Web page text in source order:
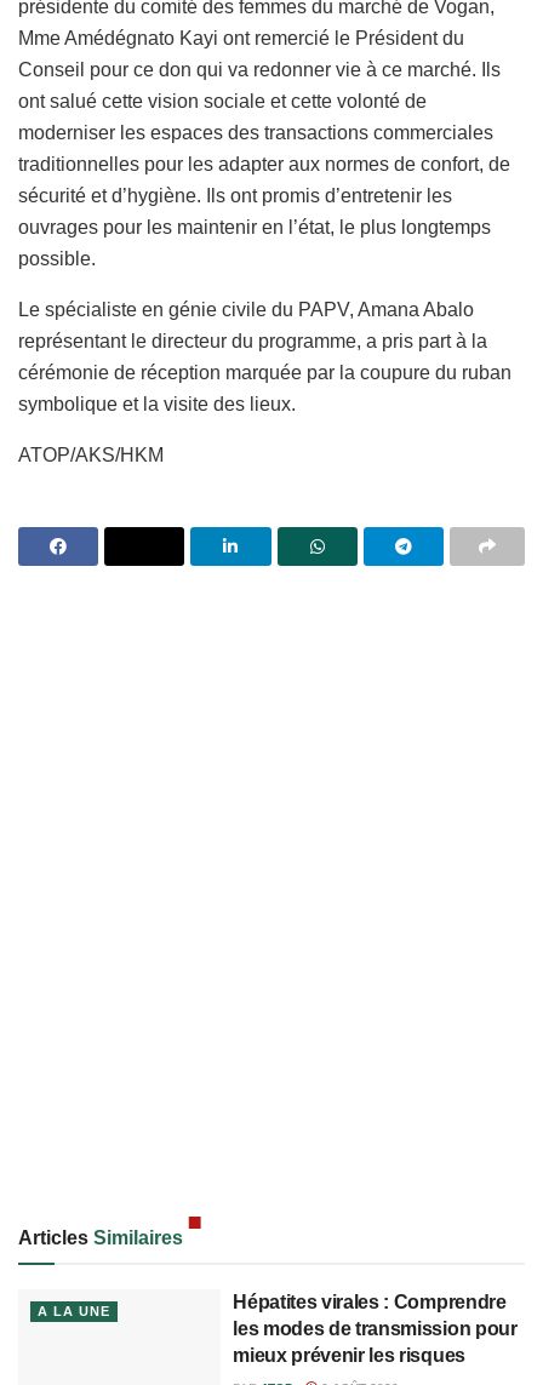
présidente du comité des femmes du marché de Vogan,
Mme Amédégnato Kayi ont remercié le Président du
Conseil pour ce don qui va redonner vie à ce marché. Ils
ont salué cette vision sociale et cette volonté de
moderniser les espaces des transactions commerciales
traditionnelles pour les adapter aux normes de confort, de
sécurité et d’hygiène. Ils ont promis d’entretenir les
ouvrages pour les maintenir en l’état, le plus longtemps
possible.
Le spécialiste en génie civile du PAPV, Amana Abalo
représentant le directeur du programme, a pris part à la
cérémonie de réception marquée par la coupure du ruban
symbolique et la visite des lieux.
ATOP/AKS/HKM
Articles Similaires
A LA UNE
Hépatites virales : Comprendre
les modes de transmission pour
mieux prévenir les risques